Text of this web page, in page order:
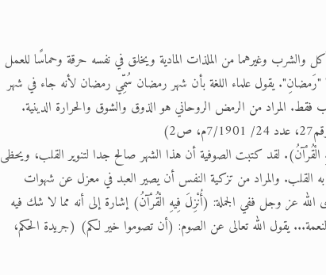
وغيرهما من الملذات المادية ويخلق في نفسه حرقة وحماسًا للعمل
"رَمضانِ". يقول علماء اللغة بأن شهر رمضان سُمِّي رمضان لأنه جاء في شهر
من الرمض الروحاني هو الذوق والشوق والحرارة الدينية.
لقد كتبت الصوفية أن هذا الشهر صالح جدا لتنوير القلب، ويحظى
القلب. والمراد من تزكية النفس أن يصير العبد في معزل عن شهوات
عز وجل ففي الجملة: (أُنْزِلَ فِيهِ الْقُرْآنُ) إشارة إلى أنه مما لا شك فيه
يقول الله تعالى عن الصوم: (أن تصوموا خير لكم) (جريدة الحكم،